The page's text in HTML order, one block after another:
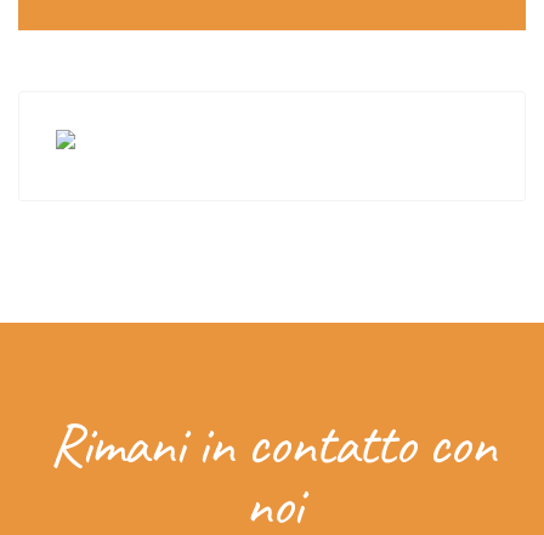
Rimani in contatto con
noi